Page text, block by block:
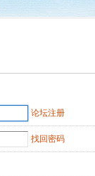
论坛注册
找回密码